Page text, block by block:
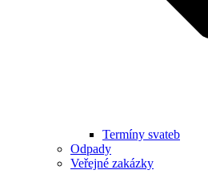
Termíny svateb
Odpady
Veřejné zakázky